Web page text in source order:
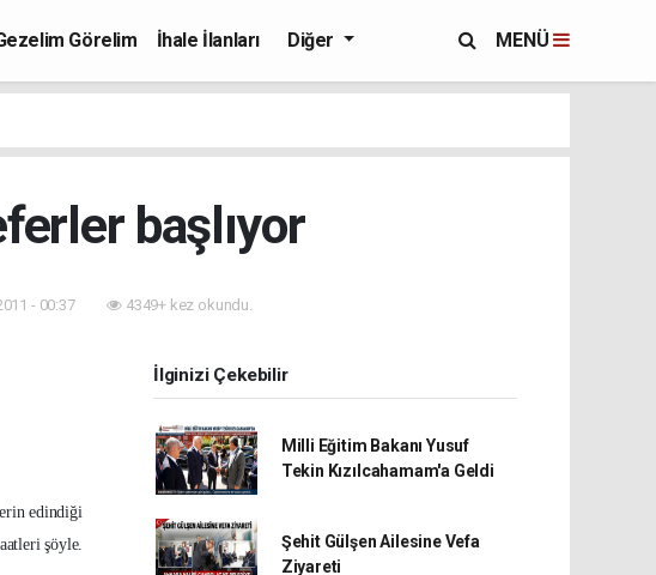
Görelim
İhale İlanları
Diğer MENÜ
başlıyor
- 00:37 4349+ kez okundu.
edindiği
şöyle.
İlginizi Çekebilir
Milli Eğitim Bakanı Yusuf
Tekin Kızılcahamam'a Geldi
Şehit Gülşen Ailesine Vefa
Ziyareti